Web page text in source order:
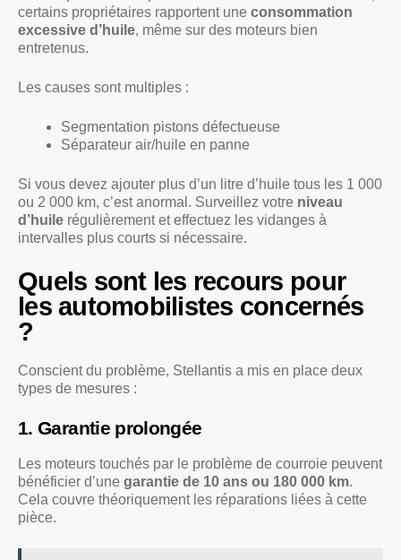
certains propriétaires rapportent une consommation
excessive d’huile, même sur des moteurs bien
entretenus.
Les causes sont multiples :
Segmentation pistons défectueuse
Séparateur air/huile en panne
Si vous devez ajouter plus d’un litre d’huile tous les 1 000
ou 2 000 km, c’est anormal. Surveillez votre niveau
d’huile régulièrement et effectuez les vidanges à
intervalles plus courts si nécessaire.
Quels sont les recours pour
les automobilistes concernés
?
Conscient du problème, Stellantis a mis en place deux
types de mesures :
1. Garantie prolongée
Les moteurs touchés par le problème de courroie peuvent
bénéficier d’une garantie de 10 ans ou 180 000 km.
Cela couvre théoriquement les réparations liées à cette
pièce.